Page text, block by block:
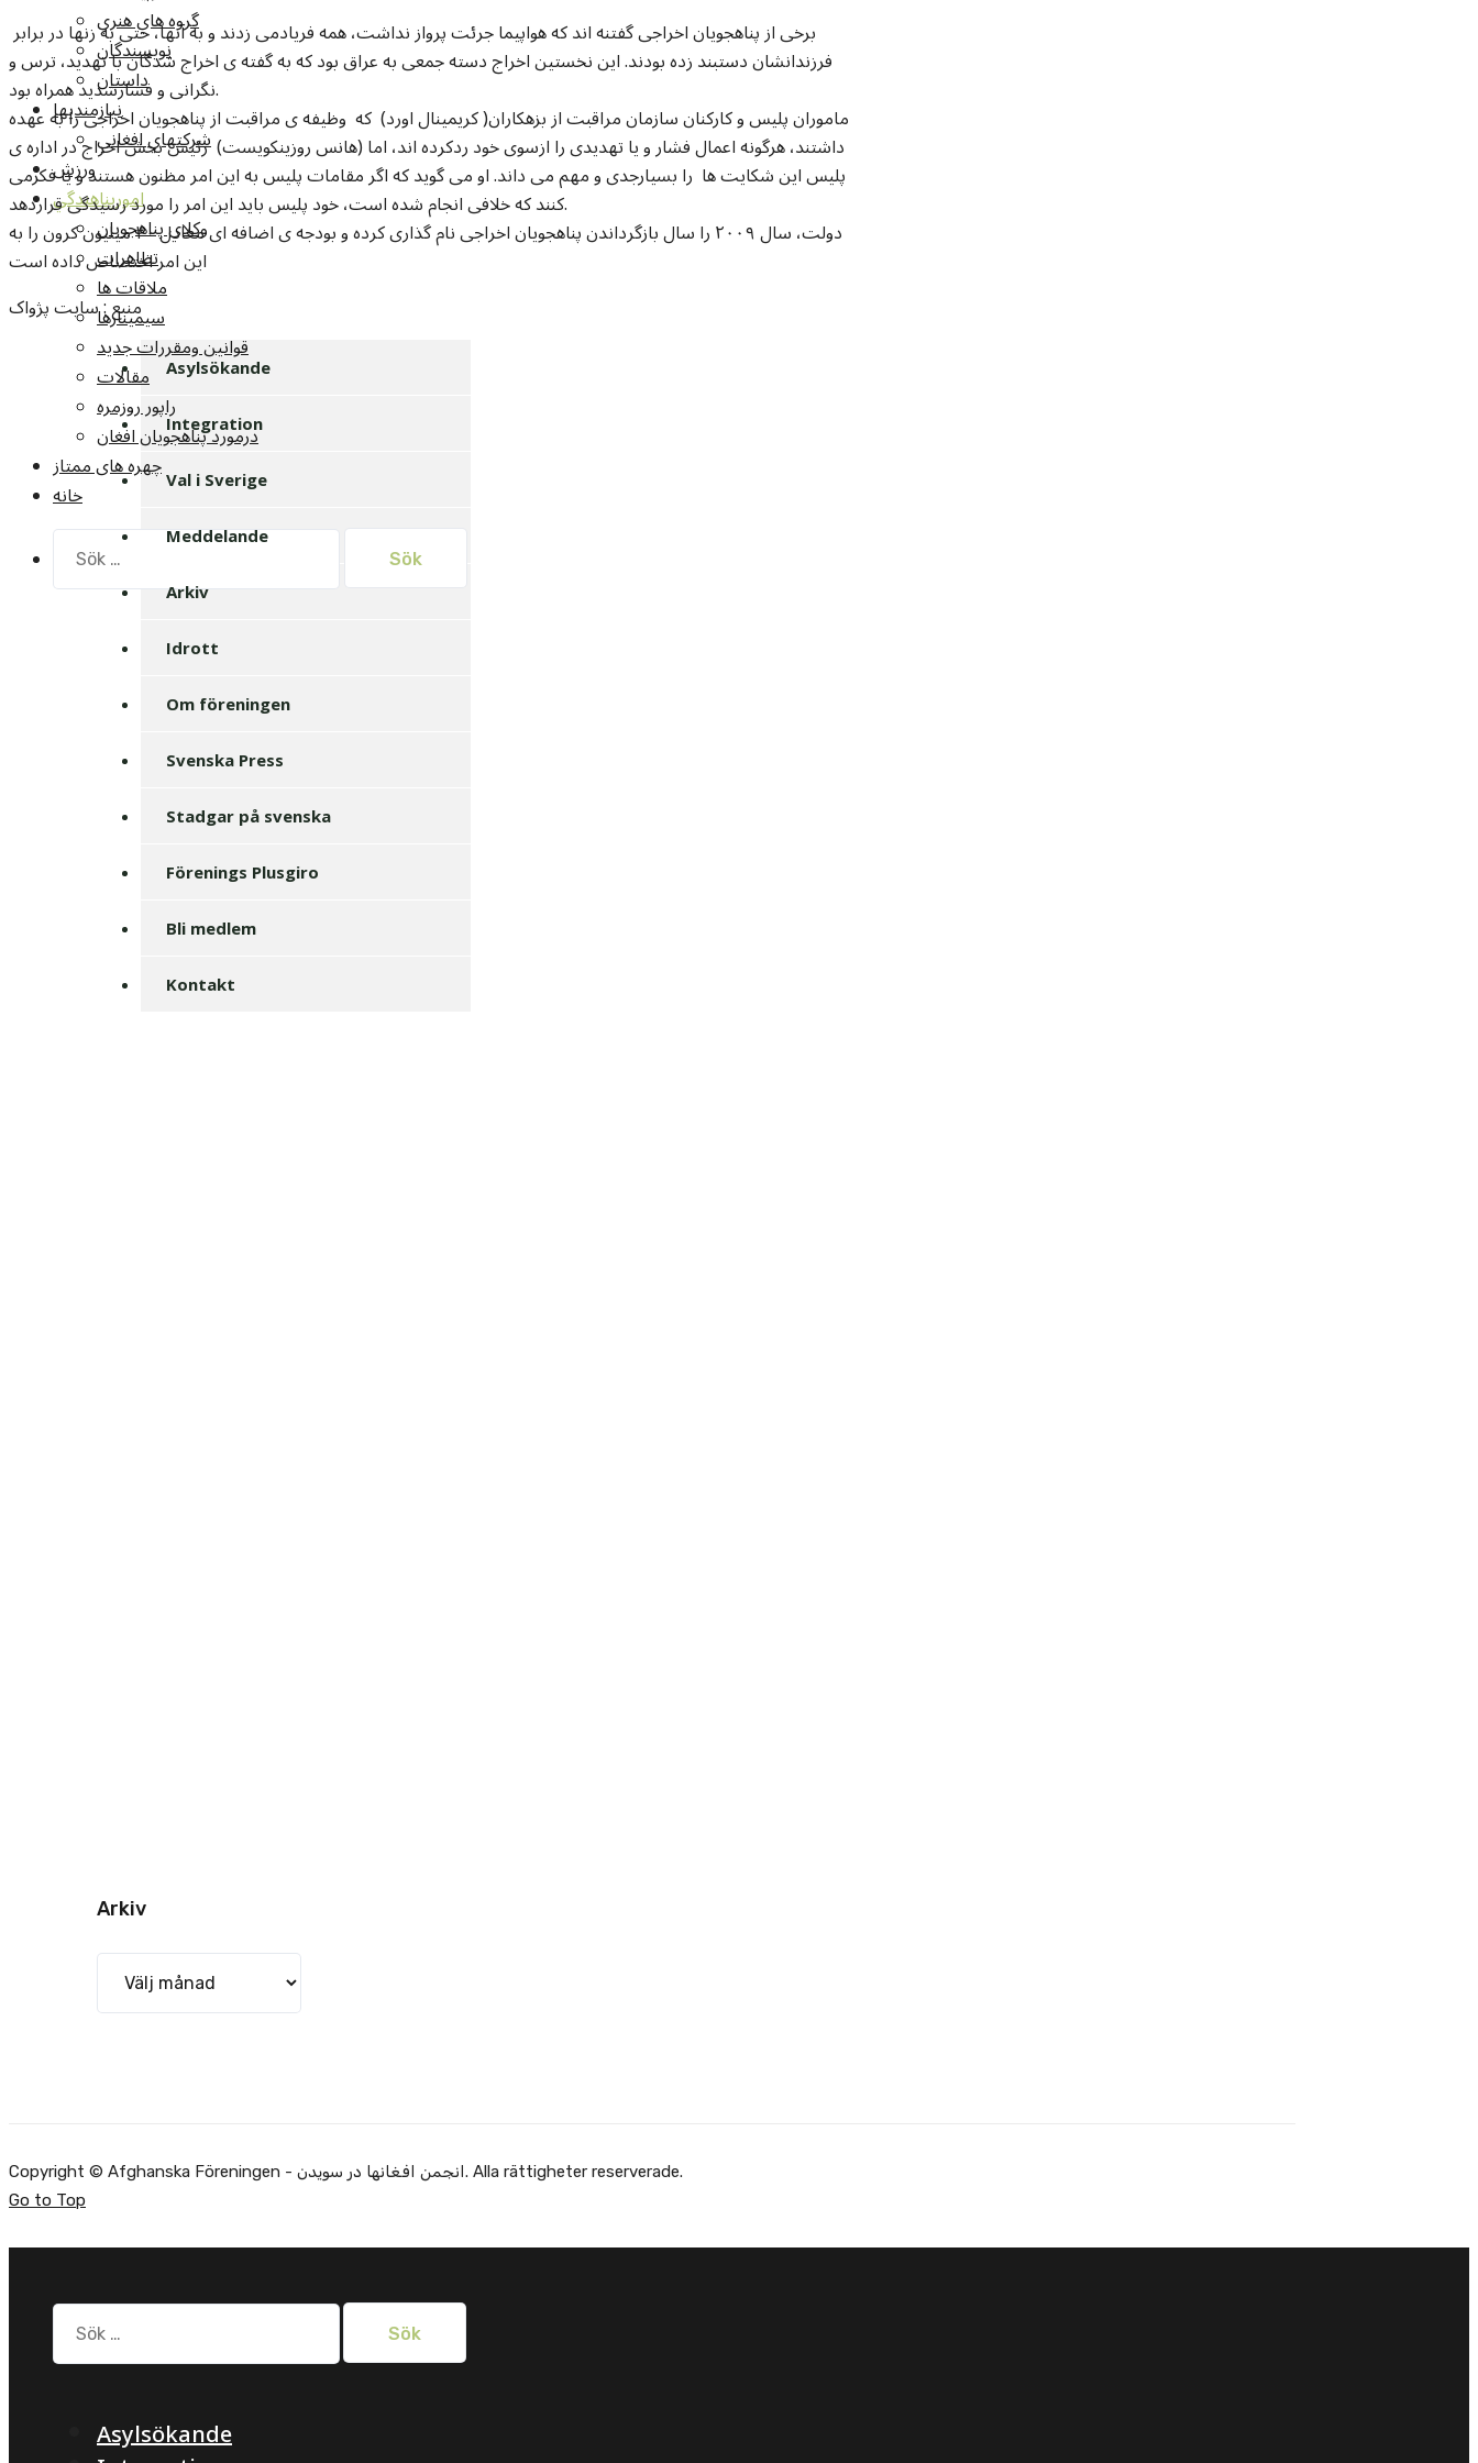
گروه هاي هنري
نويسندگان
داستان
نيازمنديها
شرکتهاي افغاني
ورزش
امورپناهندگي
وکلاي پناهجويان
تظاهرات
ملاقات ها
سيمينارها
قوانين ومقررات جديد
مقالات
راپور روزمره
درمورد پناهجويان افغان
چهره های ممتاز
خانه
efter:
فرزندانشان دستبند زده بودند. این نخستین اخراج دسته جمعی به عراق بود که به گفته ی اخراج شدگان با تهدید، ترس و
نگرانی و فشارشدید همراه بود.
ماموران پلیس و کارکنان سازمان مراقبت از بزهکاران( کريمينال اورد) که وظیفه ی مراقبت از پناهجویان اخراجی را به عهده
داشتند، هرگونه اعمال فشار و یا تهدیدی را ازسوی خود ردکرده اند، اما (هانس روزينکويست) رئیس بخش اخراج در اداره ی
پلیس این شکایت ها را بسیارجدی و مهم می داند. او می گوید که اگر مقامات پلیس به این امر مظنون هستند و یا فکرمی
کنند که خلافی انجام شده است، خود پلیس باید این امر را مورد رسیدگی قراردهد.
دولت، سال ۲۰۰۹ را سال بازگرداندن پناهجویان اخراجی نام گذاری کرده و بودجه ی اضافه ای معادل ۴۰ میلیون کرون را به
این امر اختصاص داده است
منبع : سايت پژواک
Asylsökande
Integration
Val i Sverige
Meddelande
Arkiv
Idrott
Om föreningen
Svenska Press
Stadgar på svenska
Förenings Plusgiro
Bli medlem
Kontakt
Arkiv
Copyright © Afghanska Föreningen - انجمن افغانها در سویدن. Alla rättigheter reserverade.
Go to Top
Sök
efter:
Asylsökande